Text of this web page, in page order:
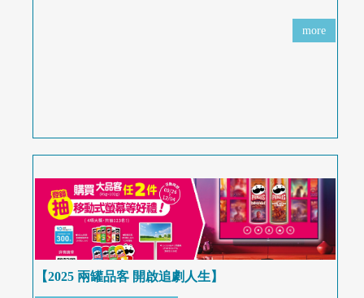
more
【2025 兩罐品客 開啟追劇人生】